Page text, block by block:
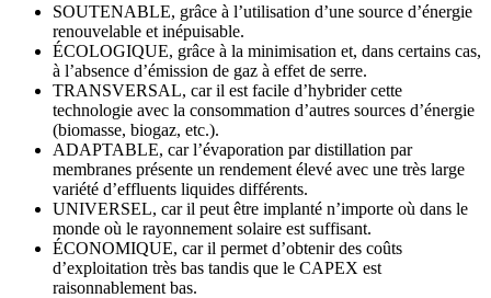
SOUTENABLE, grâce à l’utilisation d’une source d’énergie
renouvelable et inépuisable.
ÉCOLOGIQUE, grâce à la minimisation et, dans certains cas,
à l’absence d’émission de gaz à effet de serre.
TRANSVERSAL, car il est facile d’hybrider cette
technologie avec la consommation d’autres sources d’énergie
(biomasse, biogaz, etc.).
ADAPTABLE, car l’évaporation par distillation par
membranes présente un rendement élevé avec une très large
variété d’effluents liquides différents.
UNIVERSEL, car il peut être implanté n’importe où dans le
monde où le rayonnement solaire est suffisant.
ÉCONOMIQUE, car il permet d’obtenir des coûts
d’exploitation très bas tandis que le CAPEX est
raisonnablement bas.